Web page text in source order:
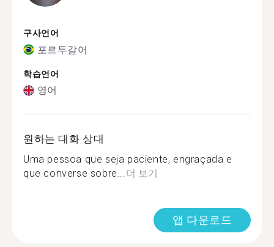
구사언어
포르투갈어
학습언어
영어
원하는 대화 상대
Uma pessoa que seja paciente, engraçada e
que converse sobre...더 보기
앱 다운로드